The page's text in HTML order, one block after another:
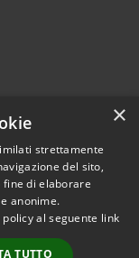
© 2026 • Città di
Maggiore •
byMunicipium •
redazione
×
strettamente
del sito,
fine di elaborare
anonime.
al seguente link
TUTTO